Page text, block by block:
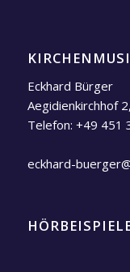
Eckhard Bürger
Aegidienkirchhof
Telefon: +49 451
eckhard-